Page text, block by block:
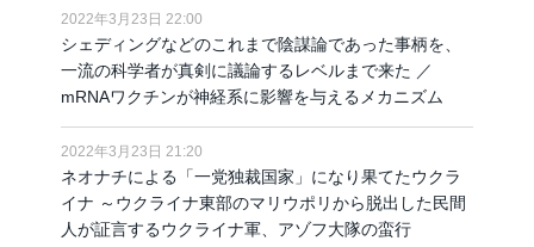
2022年3月23日 22:00
シェディングなどのこれまで陰謀論であった事柄を、
一流の科学者が真剣に議論するレベルまで来た ／
mRNAワクチンが神経系に影響を与えるメカニズム
2022年3月23日 21:20
ネオナチによる「一党独裁国家」になり果てたウクラ
イナ ～ウクライナ東部のマリウポリから脱出した民間
人が証言するウクライナ軍、アゾフ大隊の蛮行